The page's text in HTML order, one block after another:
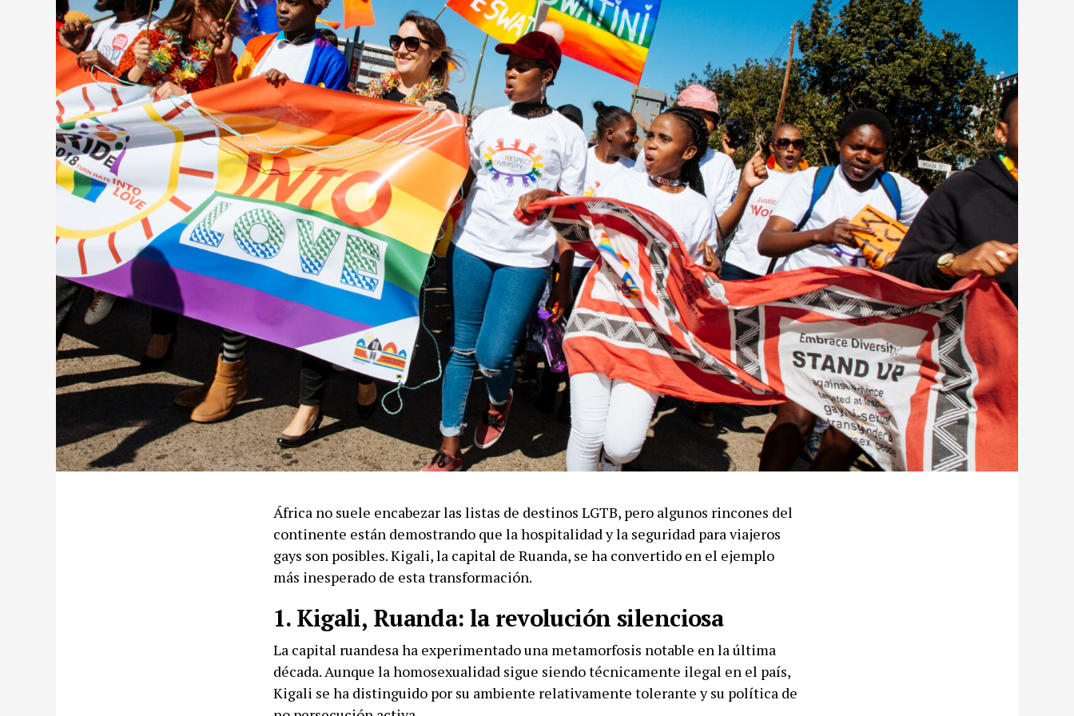
África no suele encabezar las listas de destinos LGTB, pero algunos rincones del
continente están demostrando que la hospitalidad y la seguridad para viajeros
gays son posibles. Kigali, la capital de Ruanda, se ha convertido en el ejemplo
más inesperado de esta transformación.
1. Kigali, Ruanda: la revolución silenciosa
La capital ruandesa ha experimentado una metamorfosis notable en la última
década. Aunque la homosexualidad sigue siendo técnicamente ilegal en el país,
Kigali se ha distinguido por su ambiente relativamente tolerante y su política de